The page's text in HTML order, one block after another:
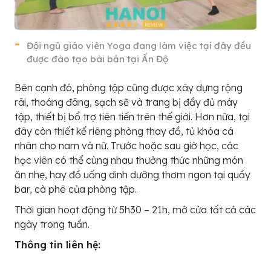
Đội ngũ giáo viên Yoga đang làm việc tại đây đều
được đào tạo bài bản tại Ấn Độ
Bên cạnh đó, phòng tập cũng được xây dựng rộng
rãi, thoáng đãng, sạch sẽ và trang bị đầy đủ máy
tập, thiết bị bổ trợ tiên tiến trên thế giới. Hơn nữa, tại
đây còn thiết kế riêng phòng thay đồ, tủ khóa cá
nhân cho nam và nữ. Trước hoặc sau giờ học, các
học viên có thể cùng nhau thưởng thức những món
ăn nhẹ, hay đồ uống dinh dưỡng thơm ngon tại quầy
bar, cà phê của phòng tập.
Thời gian hoạt động từ 5h30 – 21h, mở cửa tất cả các
ngày trong tuần.
Thông tin liên hệ: